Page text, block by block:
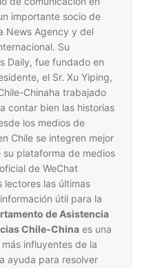
importante socio de
News Agency y del
Su
Daily, fue fundado en
el Sr. Xu Yiping,
Chinaha trabajado
contar bien las historias
los medios de
Chile se integren mejor
plataforma de medios
de WeChat
lectores las últimas
útil para la
de Asistencia
Chile-China es una
influyentes de la
ayuda para resolver